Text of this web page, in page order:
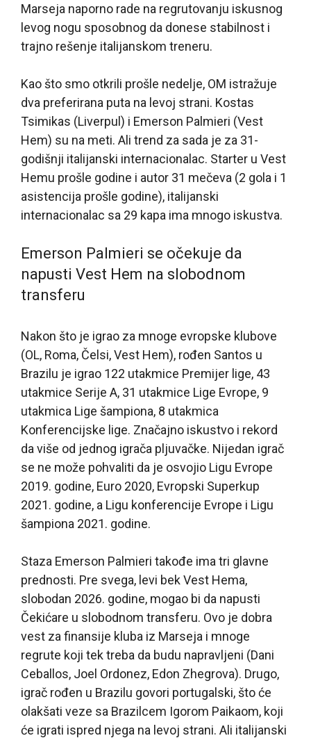
Marseja naporno rade na regrutovanju iskusnog
levog nogu sposobnog da donese stabilnost i
trajno rešenje italijanskom treneru.
Kao što smo otkrili prošle nedelje, OM istražuje
dva preferirana puta na levoj strani. Kostas
Tsimikas (Liverpul) i Emerson Palmieri (Vest
Hem) su na meti. Ali trend za sada je za 31-
godišnji italijanski internacionalac. Starter u Vest
Hemu prošle godine i autor 31 mečeva (2 gola i 1
asistencija prošle godine), italijanski
internacionalac sa 29 kapa ima mnogo iskustva.
Emerson Palmieri se očekuje da
napusti Vest Hem na slobodnom
transferu
Nakon što je igrao za mnoge evropske klubove
(OL, Roma, Čelsi, Vest Hem), rođen Santos u
Brazilu je igrao 122 utakmice Premijer lige, 43
utakmice Serije A, 31 utakmice Lige Evrope, 9
utakmica Lige šampiona, 8 utakmica
Konferencijske lige. Značajno iskustvo i rekord
da više od jednog igrača pljuvačke. Nijedan igrač
se ne može pohvaliti da je osvojio Ligu Evrope
2019. godine, Euro 2020, Evropski Superkup
2021. godine, a Ligu konferencije Evrope i Ligu
šampiona 2021. godine.
Staza Emerson Palmieri takođe ima tri glavne
prednosti. Pre svega, levi bek Vest Hema,
slobodan 2026. godine, mogao bi da napusti
Čekićare u slobodnom transferu. Ovo je dobra
vest za finansije kluba iz Marseja i mnoge
regrute koji tek treba da budu napravljeni (Dani
Ceballos, Joel Ordonez, Edon Zhegrova). Drugo,
igrač rođen u Brazilu govori portugalski, što će
olakšati veze sa Brazilcem Igorom Paikaom, koji
će igrati ispred njega na levoj strani. Ali italijanski